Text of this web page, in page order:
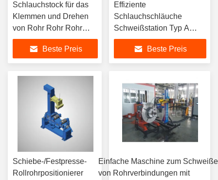
Schlauchstock für das
Klemmen und Drehen
von Rohr Rohr Rohr
Flansche Rohr
Ellenbogen Rohr-Tee
Rohr zum Reduktor
Beste Preis
Effiziente
Schlauchschläuche
Schweißstation Typ A
Schlauchschläuche
Schweißmaschine
Beste Preis
Schiebe-/Festpresse-
Rollrohrpositionierer
Einfache Maschine zum
von Rohrverbindungen mit